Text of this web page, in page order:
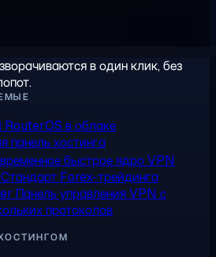
в один клик, без
RouterOS в облаке
панель хостинга
быстрое ядро VPN
Стандарт Forex-трейдинга
Панель управления VPN с
протоколов